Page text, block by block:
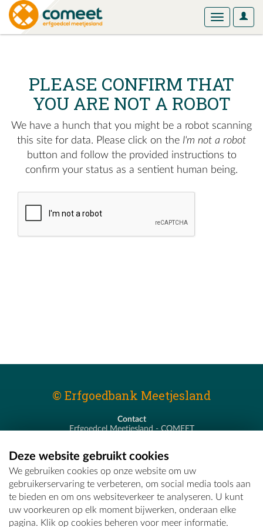
User
Toggle
PLEASE CONFIRM THAT
YOU ARE NOT A ROBOT
We have a hunch that you might be a robot scanning
this site for data. Please click on the I'm not a robot
button and follow the provided instructions to
confirm your status as a sentient human being.
© Erfgoedbank Meetjesland
Contact
Erfgoedcel Meetjesland - COMEET
T - 09 373 75 96
E -erfgoedcel@comeet.be
Deze website gebruikt cookies
We gebruiken cookies op onze website om uw
gebruikerservaring te verbeteren, om social media tools aan
te bieden en om ons websiteverkeer te analyseren. U kunt
uw voorkeuren op elk moment bijwerken, onderaan elke
pagina. Klik op cookies beheren voor meer informatie.